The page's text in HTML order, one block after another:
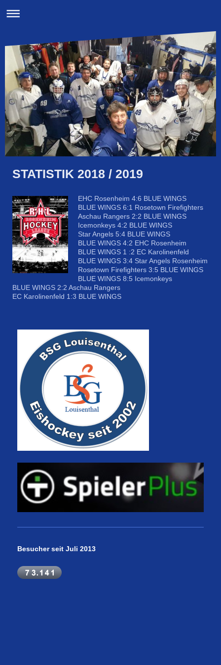
STATISTIK 2018 / 2019
EHC Rosenheim 4:6 BLUE WINGS
BLUE WINGS 6:1 Rosetown Firefighters
Aschau Rangers 2:2 BLUE WINGS
Icemonkeys 4:2 BLUE WINGS
Star Angels 5:4 BLUE WINGS
BLUE WINGS 4:2 EHC Rosenheim
BLUE WINGS 1 :2 EC Karolinenfeld
BLUE WINGS 3:4 Star Angels Rosenheim
Rosetown Firefighters 3:5 BLUE WINGS
BLUE WINGS 8:5 Icemonkeys
BLUE WINGS 2:2 Aschau Rangers
EC Karolinenfeld 1:3 BLUE WINGS
Besucher seit Juli 2013